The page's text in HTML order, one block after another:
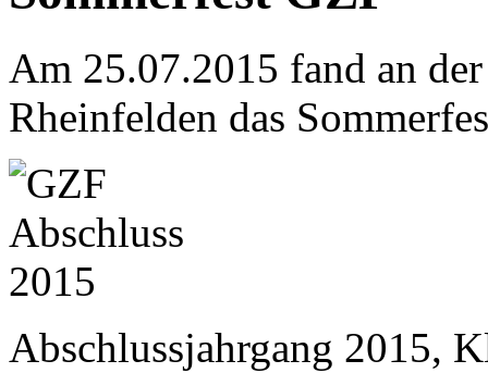
Am 25.07.2015 fand an
Rheinfelden das
Abschlussjahrgang 2015,